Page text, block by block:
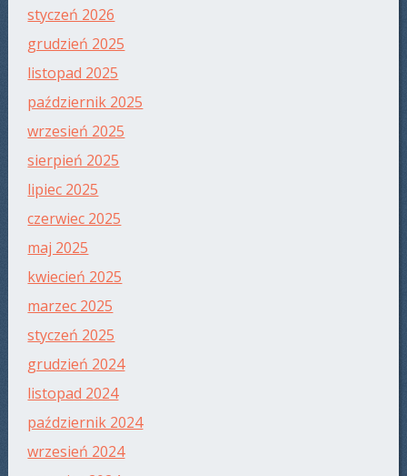
styczeń 2026
grudzień 2025
listopad 2025
październik 2025
wrzesień 2025
sierpień 2025
lipiec 2025
czerwiec 2025
maj 2025
kwiecień 2025
marzec 2025
styczeń 2025
grudzień 2024
listopad 2024
październik 2024
wrzesień 2024